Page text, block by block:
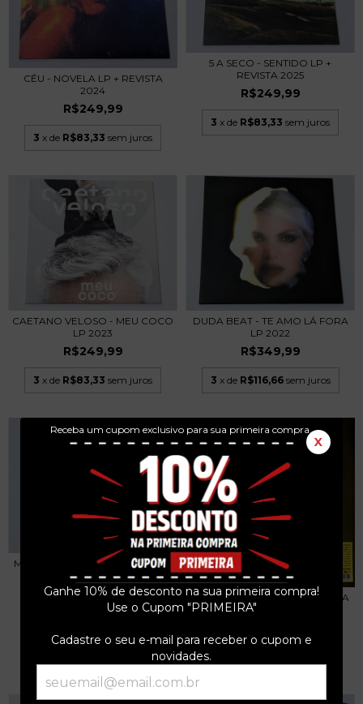
Receba um cupom exclusivo para sua primeira compra.
X
Ganhe 10% de desconto na sua primeira compra!
Use o Cupom "PRIMEIRA"
Cadastre o seu e-mail para receber o cupom e
novidades.
CÉU - NOVELA LP + REVISTA
2024
R$249,99
3 x de R$83,33 sem juros
5 A SECO - SENTIDO LP +
REVISTA 2025
R$249,99
3 x de R$83,33 sem juros
CAETANO VELOSO - MEU COCO
LP 2023
R$249,99
3 x de R$83,33 sem juros
DUDA BEAT - TE AMO LÁ FORA
LP 2022
R$349,99
3 x de R$116,66 sem juros
MARCELO D2 - ACÚSTICO 2 LPS
2025
R$799,99
JORGE BEN - SAMBA ESQUEMA
NOVO LP 2025 I...
3